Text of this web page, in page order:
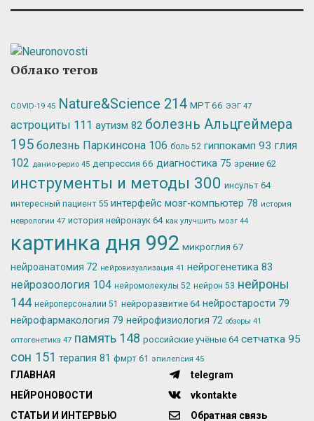
Облако тегов
COVID-19 45 Nature&Science 214 МРТ66 ЭЭГ 47
астроциты 111 аутизм 82 болезнь Альцгеймера
195 болезнь Паркинсона 106 боль 52 гиппокамп 93 глия
102 данио-рерио 45 депрессия 66 диагностика 75 зрение 62
инструменты и методы 300 инсульт 64
интересный пациент 55 интерфейс мозг-компьютер 78 история
неврологии 47 история нейронаук 64 как улучшить мозг 44
картинка дня 992 микроглия 67
нейроанатомия 72 нейровизуализация 41 нейрогенетика 83
нейрозоология 104 нейромолекулы 52 нейрон 53 нейроны
144 нейроперсоналии 51 нейроразвитие 64 нейростарости 79
нейрофармакология 79 нейрофизиология 72 обзоры 41
оптогенетика 47 память 148 российские учёные 64 сетчатка 95
сон 151 терапия 81 фмрт 61 эпилепсия 45
ГЛАВНАЯ
НЕЙРОНОВОСТИ
СТАТЬИ И ИНТЕРВЬЮ
telegram
vkontakte
Обратная связь